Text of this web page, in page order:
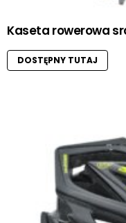
Kaseta rowerowa
DOSTĘPNY TUTAJ